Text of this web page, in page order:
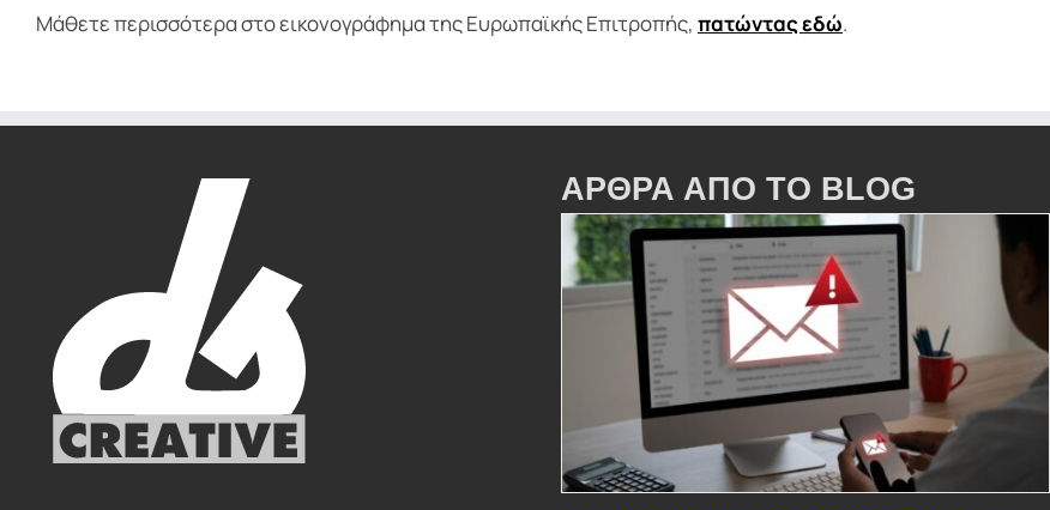
Μάθετε περισσότερα στο εικονογράφημα της Ευρωπαϊκής Επιτροπής, πατώντας εδώ.
ΑΡΘΡΑ ΑΠΟ ΤΟ BLOG